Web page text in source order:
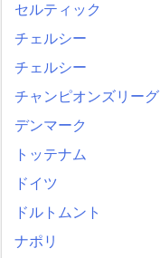
セルティック
チェルシー
チェルシー
チャンピオンズリーグ
デンマーク
トッテナム
ドイツ
ドルトムント
ナポリ